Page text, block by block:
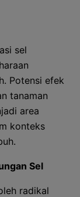
sel
Potensi efek
tanaman
area
konteks
Sel
radikal